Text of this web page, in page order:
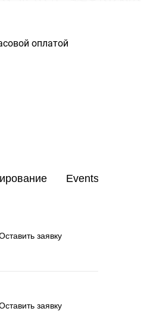
оплатой
Events
заявку
заявку